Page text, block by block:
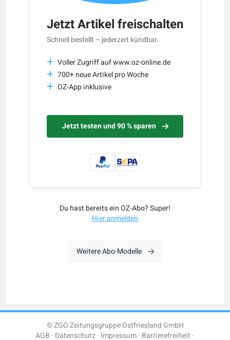
Jetzt Artikel freischalten
Schnell bestellt – jederzeit kündbar.
Voller Zugriff auf www.oz-online.de
700+ neue Artikel pro Woche
OZ-App inklusive
Jetzt testen und 90 % sparen
Du hast bereits ein OZ-Abo? Super!
Hier anmelden
Weitere Abo-Modelle
© ZGO Zeitungsgruppe Ostfriesland GmbH
AGB Datenschutz Impressum Barrierefreiheit